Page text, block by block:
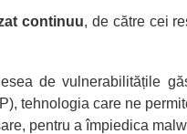
continuu, de către cei
de vulnerabilitățile
tehnologia care ne
pentru a împiedica